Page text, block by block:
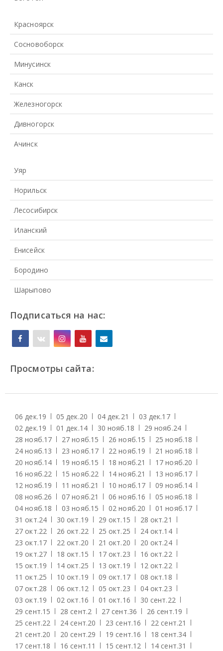
Красноярск
Сосновоборск
Минусинск
Канск
Железногорск
Дивногорск
Ачинск
Уяр
Норильск
Лесосибирск
Иланский
Енисейск
Бородино
Шарыпово
Подписаться на нас:
Просмотры сайта:
06 дек.19 05 дек.20 04 дек.21 03 дек.17
02 дек.19 01 дек.14 30 нояб.18 29 нояб.24
28 нояб.17 27 нояб.15 26 нояб.15 25 нояб.18
24 нояб.13 23 нояб.17 22 нояб.19 21 нояб.18
20 нояб.14 19 нояб.15 18 нояб.21 17 нояб.20
16 нояб.22 15 нояб.22 14 нояб.21 13 нояб.17
12 нояб.19 11 нояб.21 10 нояб.17 09 нояб.14
08 нояб.26 07 нояб.21 06 нояб.16 05 нояб.18
04 нояб.18 03 нояб.15 02 нояб.20 01 нояб.17
31 окт.24 30 окт.19 29 окт.15 28 окт.21
27 окт.22 26 окт.22 25 окт.25 24 окт.14
23 окт.17 22 окт.20 21 окт.20 20 окт.24
19 окт.27 18 окт.15 17 окт.23 16 окт.22
15 окт.19 14 окт.25 13 окт.19 12 окт.22
11 окт.25 10 окт.19 09 окт.17 08 окт.18
07 окт.28 06 окт.12 05 окт.23 04 окт.23
03 окт.19 02 окт.16 01 окт.16 30 сент.22
29 сент.15 28 сент.2 27 сент.36 26 сент.19
25 сент.22 24 сент.20 23 сент.16 22 сент.21
21 сент.20 20 сент.29 19 сент.16 18 сент.34
17 сент.18 16 сент.11 15 сент.12 14 сент.31